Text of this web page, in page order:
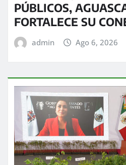
PÚBLICOS,
FORTALECE SU
admin Ago 6, 2026